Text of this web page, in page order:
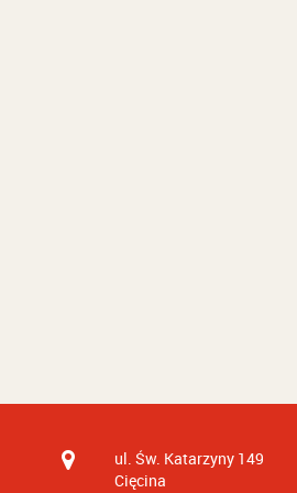
ul. Św. Katarzyny 149
Cięcina